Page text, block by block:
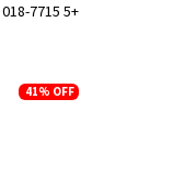
018-7715 5+
41% OFF